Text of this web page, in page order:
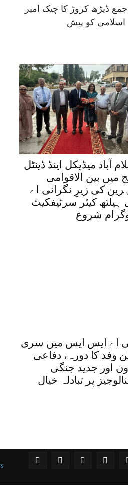
ڈیڑھ کروڑ کا چیک امیر
کو پیش
آباد میڈیکل اینڈ ڈینٹل
میں بین الاقوامی
کی زیرِ نگرانی اے
ہیلتھ کیئر سرٹیفکیٹ
شروع
اے ایس ایس میں سری
وفد کا دورہ، دفاعی
اور جدید جنگی
پر تبادلہ خیال